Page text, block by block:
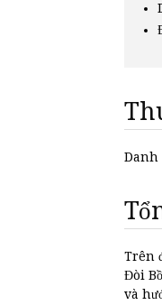
Danh
Trên
Đòi
và